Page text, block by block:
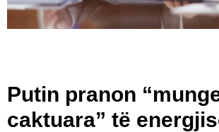
Putin pranon
caktuara” të